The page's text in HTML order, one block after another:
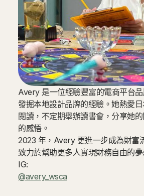
Avery 是一位經驗豐富的電商平台
發掘本地設計品牌的經驗。她熱愛
閱讀，不定期舉辦讀書會，分享她
的感悟。
2023 年，Avery 更進一步成為財富
致力於幫助更多人實現財務自由的夢
IG:
@avery_wsca